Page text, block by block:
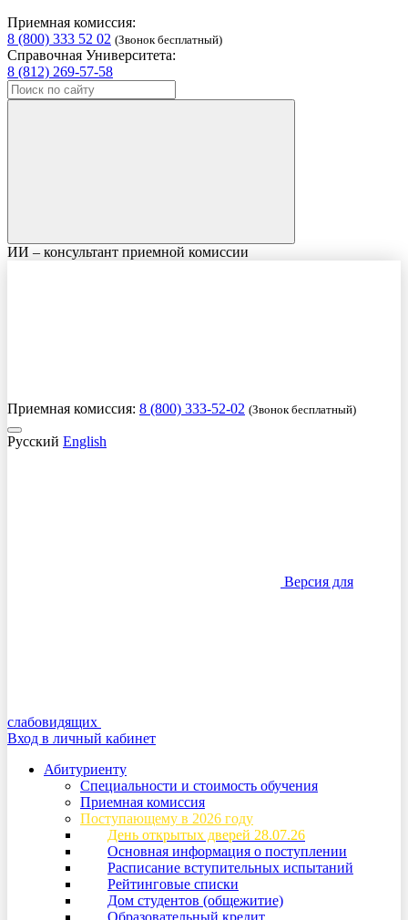
Приемная комиссия:
8 (800) 333 52 02 (Звонок бесплатный)
Справочная Университета:
8 (812) 269-57-58
ИИ – консультант приемной комиссии
Приемная комиссия: 8 (800) 333-52-02 (Звонок бесплатный)
Русский English
Версия для
слабовидящих
Вход в личный кабинет
Абитуриенту
Специальности и стоимость обучения
Приемная комиссия
Поступающему в 2026 году
День открытых дверей 28.07.26
Основная информация о поступлении
Расписание вступительных испытаний
Рейтинговые списки
Дом студентов (общежитие)
Образовательный кредит